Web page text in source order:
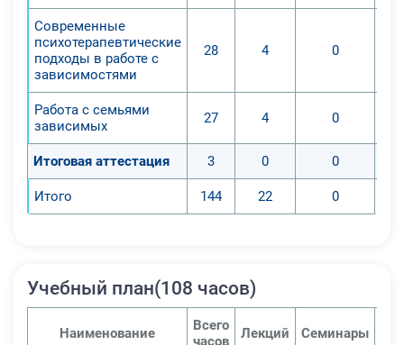
Современные
психотерапевтические
подходы в работе с
зависимостями
28 4 0
Работа с семьями
зависимых
27 4 0
Итоговая аттестация 3 0 0
Итого 144 22 0
Учебный план(108 часов)
Наименование
Всего
часов
Лекций Семинары